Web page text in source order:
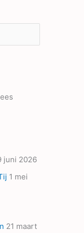
juni 2026
1 mei
21 maart